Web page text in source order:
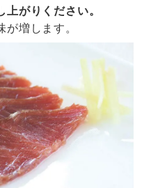
がりください。
増します。